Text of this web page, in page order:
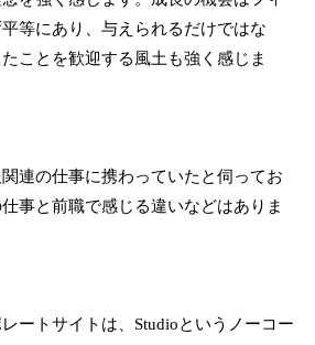
等にあり、与えられるだけではな
ことを歓迎する風土も強く感じま
連の仕事に携わっていたと伺ってお
事と前職で感じる違いなどはありま
ートサイトは、Studioというノーコー